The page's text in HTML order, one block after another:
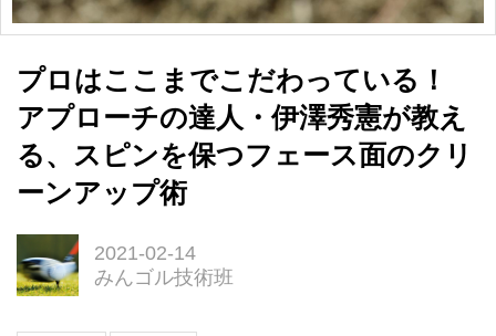
プロはここまでこだわっている！
アプローチの達人・伊澤秀憲が教え
る、スピンを保つフェース面のクリ
ーンアップ術
2021-02-14
みんゴル技術班